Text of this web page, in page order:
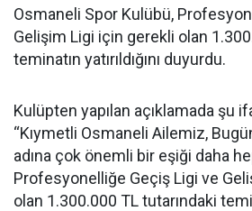
Osmaneli Spor Kulübü,
Gelişim Ligi için gerekli olan
teminatın yatırıldığını duyurdu.
Kulüpten yapılan açıklamada şu
“Kıymetli Osmaneli Ailemiz,
adına çok önemli bir eşiği daha
Profesyonelliğe Geçiş Ligi ve
olan 1.300.000 TL tutarındaki